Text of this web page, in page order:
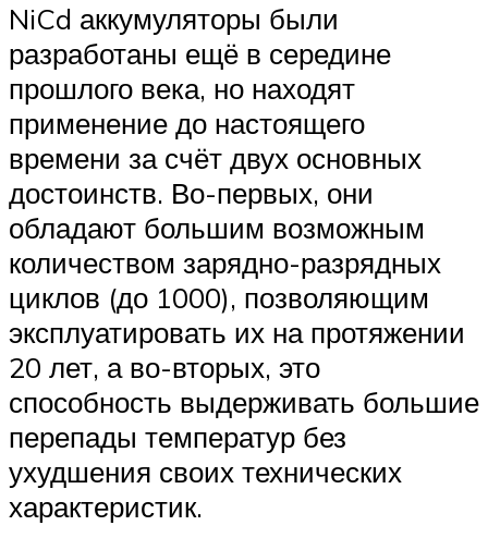
NiCd аккумуляторы были
разработаны ещё в середине
прошлого века, но находят
применение до настоящего
времени за счёт двух основных
достоинств. Во-первых, они
обладают большим возможным
количеством зарядно-разрядных
циклов (до 1000), позволяющим
эксплуатировать их на протяжении
20 лет, а во-вторых, это
способность выдерживать большие
перепады температур без
ухудшения своих технических
характеристик.